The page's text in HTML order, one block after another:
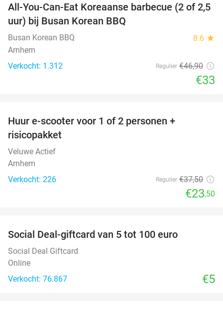
30%
All-You-Can-Eat Koreaanse barbecue (2 of 2,5
uur) bij Busan Korean BBQ
Busan Korean BBQ 8.6 star
Arnhem
Verkocht: 1.312
Regulier €46,90
€33
Huur e-scooter voor 1 of 2 personen +
risicopakket
Veluwe Actief
Arnhem
Verkocht: 226
Regulier €37,50
€23,50
Social Deal-giftcard van 5 tot 100 euro
Social Deal Giftcard
Online
Verkocht: 76.867
€5